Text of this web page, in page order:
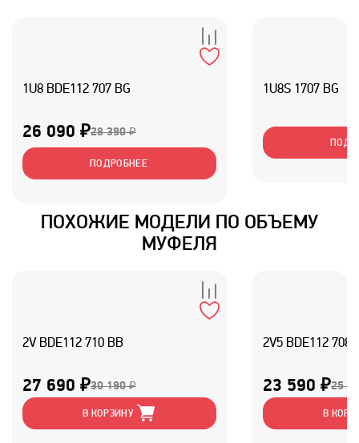
1U8 BDE112 707 BG
26 090 ₽28 390 ₽
ПОДРОБНЕЕ
1U8S 1707 BG
ПОХОЖИЕ МОДЕЛИ ПО ОБЪЕМУ
МУФЕЛЯ
2V BDE112 710 BB
27 690 ₽30 190 ₽
В КОРЗИНУ
2V5 BDE112 708
23 590 ₽25
В